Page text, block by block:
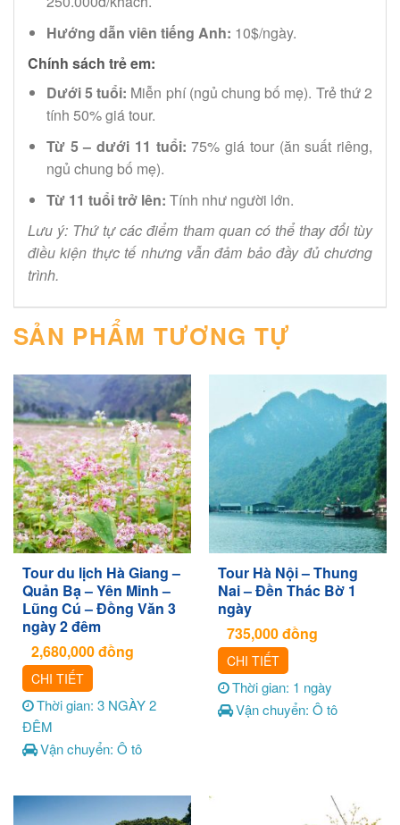
Hướng dẫn viên tiếng Anh: 10$/ngày.
Chính sách trẻ em:
Dưới 5 tuổi: Miễn phí (ngủ chung bố mẹ). Trẻ thứ 2
tính 50% giá tour.
Từ 5 – dưới 11 tuổi: 75% giá tour (ăn suất riêng,
ngủ chung bố mẹ).
Từ 11 tuổi trở lên: Tính như người lớn.
Lưu ý: Thứ tự các điểm tham quan có thể thay đổi tùy
điều kiện thực tế nhưng vẫn đảm bảo đầy đủ chương
trình.
SẢN PHẨM TƯƠNG TỰ
Tour du lịch Hà Giang –
Quản Bạ – Yên Minh –
Lũng Cú – Đồng Văn 3
ngày 2 đêm
2,680,000đồng
CHI TIẾT
Thời gian: 3 NGÀY 2
ĐÊM
Vận chuyển: Ô tô
Tour Hà Nội – Thung
Nai – Đền Thác Bờ 1
ngày
735,000đồng
CHI TIẾT
Thời gian: 1 ngày
Vận chuyển: Ô tô